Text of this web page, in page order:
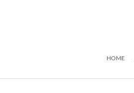
HOME